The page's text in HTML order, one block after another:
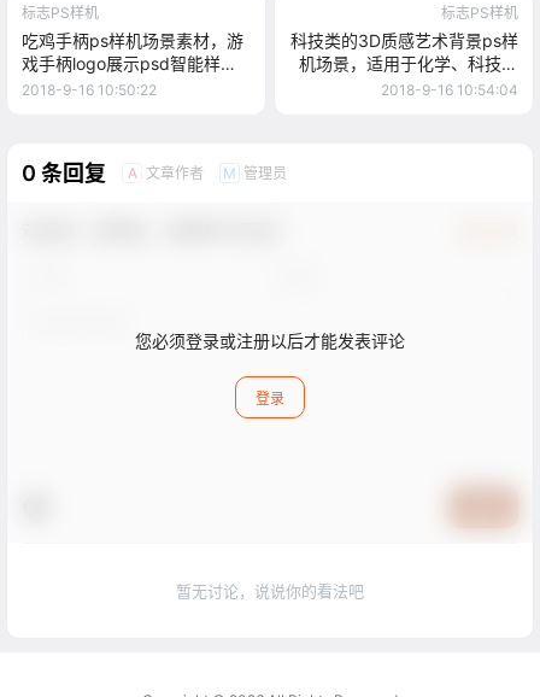
标志PS样机
吃鸡手柄ps样机场景素材，游
戏手柄logo展示psd智能样机
素材
2018-9-16 10:50:22
标志PS样机
科技类的3D质感艺术背景ps样
机场景，适用于化学、科技品
牌logo展示样机psd免费下载
2018-9-16 10:54:04
0 条回复 A 文章作者 M 管理员
您必须登录或注册以后才能发表评论
登录
暂无讨论，说说你的看法吧